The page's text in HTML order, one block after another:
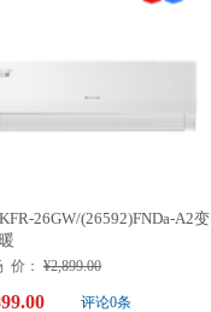
26GW/(26592)FNDa-A2变
价： ¥2,899.00
评论0条